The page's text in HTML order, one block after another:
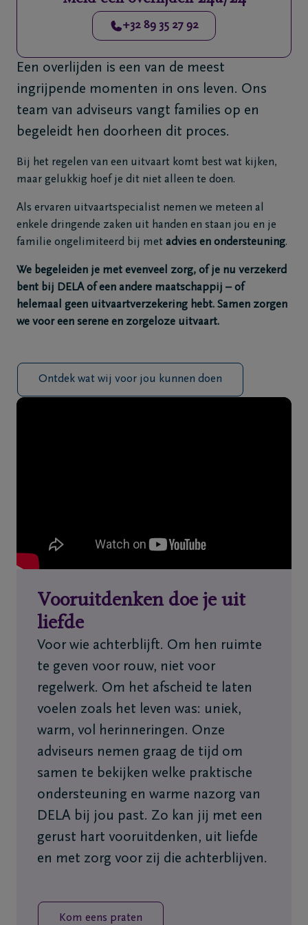
Veelgestelde
Meld een
overlijden
+32
35
27
Genk
+32 89 35 27 92
Een overlijden is een van de meest
ingrijpende momenten in ons leven. Ons
team van adviseurs vangt families op en
begeleidt hen doorheen dit proces.
Bij het regelen van een uitvaart komt best wat kijken,
maar gelukkig hoef je dit niet alleen te doen.
Als ervaren uitvaartspecialist nemen we meteen al
enkele dringende zaken uit handen en staan jou en je
familie ongelimiteerd bij met advies en ondersteuning.
We begeleiden je met evenveel zorg, of je nu verzekerd
bent bij DELA of een andere maatschappij – of
helemaal geen uitvaartverzekering hebt. Samen zorgen
we voor een serene en zorgeloze uitvaart.
Ontdek wat wij voor jou kunnen doen
Vooruitdenken doe je uit
liefde
Voor wie achterblijft. Om hen ruimte
te geven voor rouw, niet voor
regelwerk. Om het afscheid te laten
voelen zoals het leven was: uniek,
warm, vol herinneringen. Onze
adviseurs nemen graag de tijd om
samen te bekijken welke praktische
ondersteuning en warme nazorg van
DELA bij jou past. Zo kan jij met een
gerust hart vooruitdenken, uit liefde
en met zorg voor zij die achterblijven.
Kom eens praten